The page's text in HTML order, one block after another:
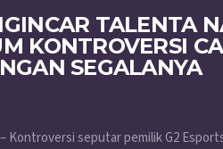
TALENTA
KONTROVERSI
SEGALANYA
Kontroversi seputar pemilik G2